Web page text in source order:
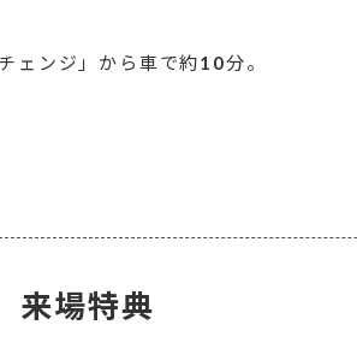
ェンジ」から車で約10分。
来場特典